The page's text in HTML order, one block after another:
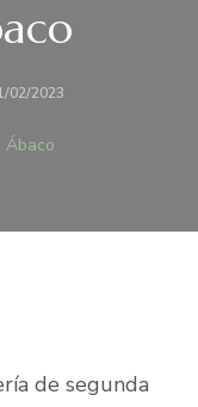
02/2023
Ábaco
de segunda